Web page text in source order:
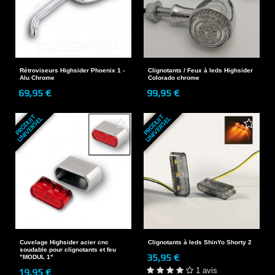
Rétroviseurs Highsider Phoenix 1 -
Alu Chrome
69,95 €
Clignotants / Feux à leds Highsider
Colorado chrome
99,95 €
P
R
O
D
U
I
T
U
N
I
V
E
R
S
E
L
Cuvelage Highsider acier cnc
soudable pour clignotants et feu
"MODUL 1"
19,95 €
P
R
O
D
U
I
T
U
N
I
V
E
R
S
E
L
Clignotants à leds ShinYo Shorty 2
35,95 €
1 avis